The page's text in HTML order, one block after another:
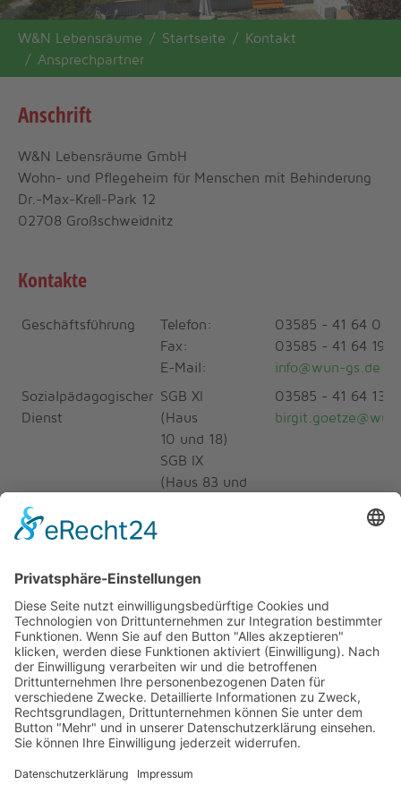
You are here:
W&N Lebensräume Startseite
Kontakt
Ansprechpartner
Anschrift
W&N Lebensräume GmbH
Wohn- und Pflegeheim für Menschen mit Behinderung
Dr.-Max-Krell-Park 12
02708 Großschweidnitz
Kontakte
Geschäftsführung
Telefon:
Fax:
E-Mail:
03585 - 41 64 0
03585 - 41 64 19
info@wun-gs.de
Sozialpädagogischer
Dienst
SGB XI
(Haus
10 und 18)
SGB IX
(Haus 83 und
03585 - 41 64 13
03585 - 41 64 12
Datenschutzbeauftragte
03585 - 41 64 13
W&N Lebensräume GmbH
02708 Großschweidnitz